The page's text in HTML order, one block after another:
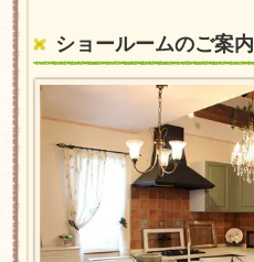
ショールームのご案内